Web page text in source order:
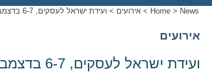
Home > News
> אירועים > ועידת ישראל לעסקים, 6-7 בדצמבר, 2015
אירועים
ועידת ישראל לעסקים, 6-7 בדצמבר, 2015